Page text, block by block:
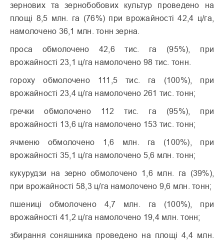
зернових та зернобобових культур проведено на
площі 8,5 млн. га (76%) при врожайності 42,4 ц/га,
намолочено 36,1 млн. тонн зерна.
проса обмолочено 42,6 тис. га (95%), при
врожайності 23,1 ц/га намолочено 98 тис. тонн.
гороху обмолочено 111,5 тис. га (100%), при
врожайності 23,4 ц/га намолочено 261 тис. тонн;
гречки обмолочено 112 тис. га (95%), при
врожайності 13,6 ц/га намолочено 153 тис. тонн;
ячменю обмолочено 1,6 млн. га (100%), при
врожайності 35,1 ц/га намолочено 5,6 млн. тонн;
кукурудзи на зерно обмолочено 1,6 млн. га (39%),
при врожайності 58,3 ц/га намолочено 9,6 млн. тонн;
пшениці обмолочено 4,7 млн. га (100%), при
врожайності 41,2 ц/га намолочено 19,4 млн. тонн;
збирання соняшника проведено на площі 4,4 млн.